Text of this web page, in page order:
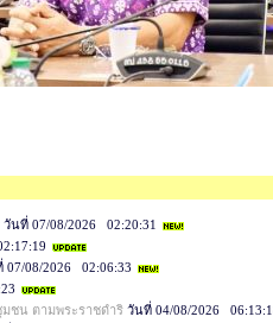
วันที่ 07/08/2026 02:20:31
07/08/2026 02:06:33
ชน ตามพระราชดำริ วันที่ 04/08/2026